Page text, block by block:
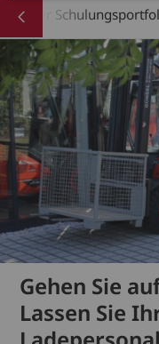
Unser
Gehen Sie
Lassen Sie